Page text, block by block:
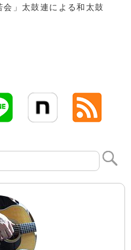
」太鼓連による和太鼓